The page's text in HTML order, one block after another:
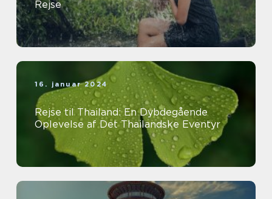
Rejse
16. januar 2024
Rejse til Thailand: En Dybdegående
Oplevelse af Det Thailandske Eventyr